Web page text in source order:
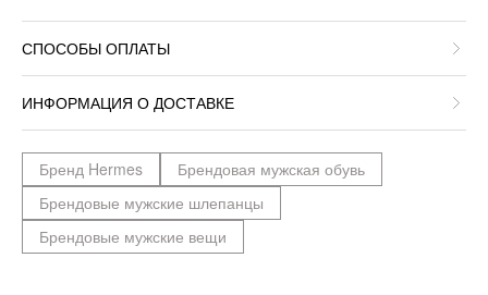
СПОСОБЫ ОПЛАТЫ
ИНФОРМАЦИЯ О ДОСТАВКЕ
Бренд Hermes
Брендовая мужская обувь
Брендовые мужские шлепанцы
Брендовые мужские вещи